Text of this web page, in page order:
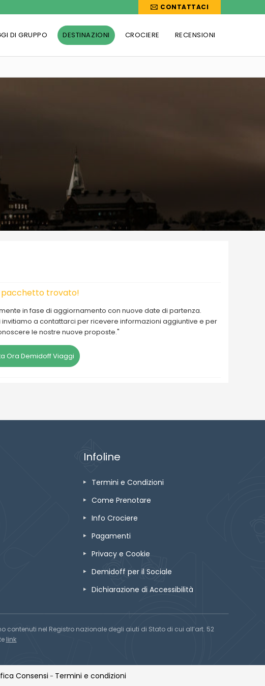
CONTATTACI
DI GRUPPO DESTINAZIONI CROCIERE RECENSIONI
pacchetto trovato!
in fase di aggiornamento con nuove date di partenza.
a contattarci per ricevere informazioni aggiuntive e per
le nostre nuove proposte."
Ora Demidoff Viaggi
Infoline
Termini e Condizioni
Come Prenotare
Info Crociere
Pagamenti
Privacy e Cookie
Demidoff per il Sociale
Dichiarazione di Accessibilità
nel Registro nazionale degli aiuti di Stato di cui all’art. 52
link
Consensi - Termini e condizioni